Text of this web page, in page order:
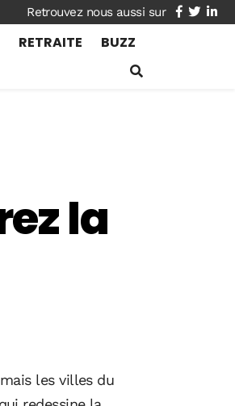
facebook
twitter
RETRAITE BUZZ
la
les villes du